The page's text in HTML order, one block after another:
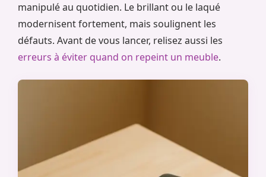
manipulé au quotidien. Le brillant ou le laqué
modernisent fortement, mais soulignent les
défauts. Avant de vous lancer, relisez aussi les
erreurs à éviter quand on repeint un meuble.